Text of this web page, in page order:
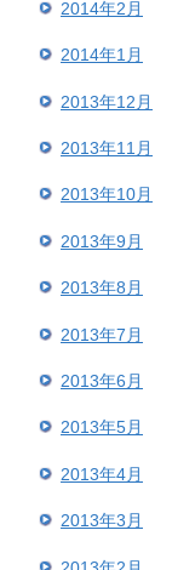
2014年2月
2014年1月
2013年12月
2013年11月
2013年10月
2013年9月
2013年8月
2013年7月
2013年6月
2013年5月
2013年4月
2013年3月